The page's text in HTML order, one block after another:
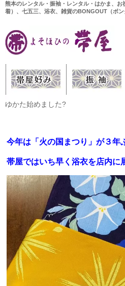
熊本のレンタル・振袖・レンタル・はかま、お
着）、七五三、浴衣、雑貨のBONGOUT（ボン
ゆかた始めました?
今年は「火の国まつり」が３年
帯屋ではいち早く浴衣を店内に